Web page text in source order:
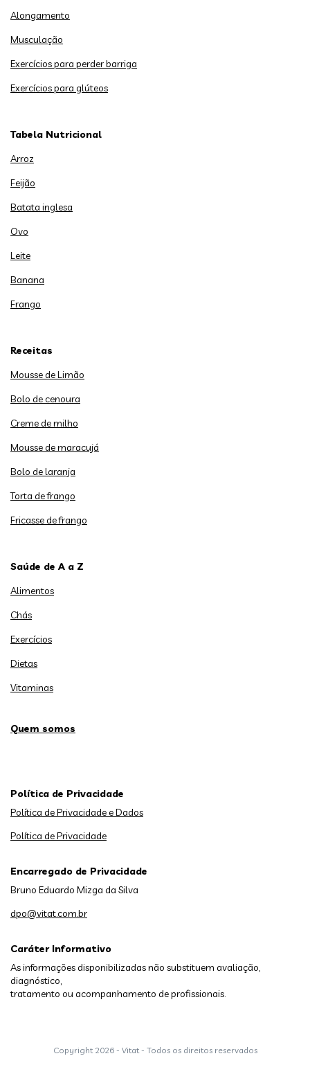
Alongamento
Musculação
Exercícios para perder barriga
Exercícios para glúteos
Tabela Nutricional
Arroz
Feijão
Batata inglesa
Ovo
Leite
Banana
Frango
Receitas
Mousse de Limão
Bolo de cenoura
Creme de milho
Mousse de maracujá
Bolo de laranja
Torta de frango
Fricasse de frango
Saúde de A a Z
Alimentos
Chás
Exercícios
Dietas
Vitaminas
Quem somos
Caráter Informativo
As informações disponibilizadas não substituem avaliação,
diagnóstico,
tratamento ou acompanhamento de profissionais.
Política de Privacidade
Política de Privacidade e Dados
Política de Privacidade
Encarregado de Privacidade
Bruno Eduardo Mizga da Silva
dpo@vitat.com.br
Copyright 2026 - Vitat - Todos os direitos reservados